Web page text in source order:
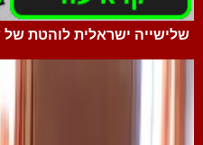
שלישייה ישראלית לוהטת של